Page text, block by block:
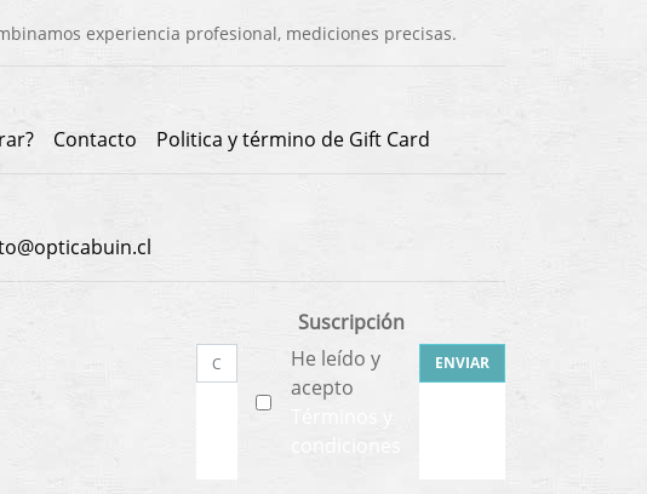
experiencia profesional, mediciones precisas.
Contacto Politica y término de Gift Card
Suscripción
He leído y
acepto
ENVIAR